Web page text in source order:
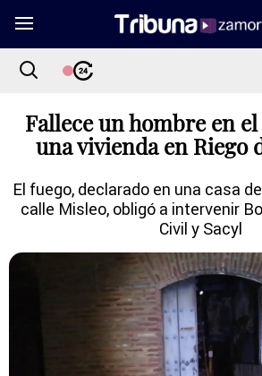
Fallece un hombre en
una vivienda en Riego
El fuego, declarado en una casa
calle Misleo, obligó a intervenir
Civil y Sacyl